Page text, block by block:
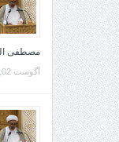
مصطفى
آگوست 02, 2025